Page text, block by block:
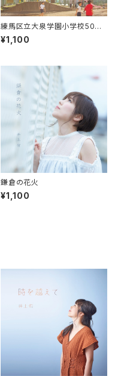
練馬区立大泉学園小学校50周
年記念ソング「ジャンボすべり台
のうた」
¥1,100
鎌倉の花火
¥1,100